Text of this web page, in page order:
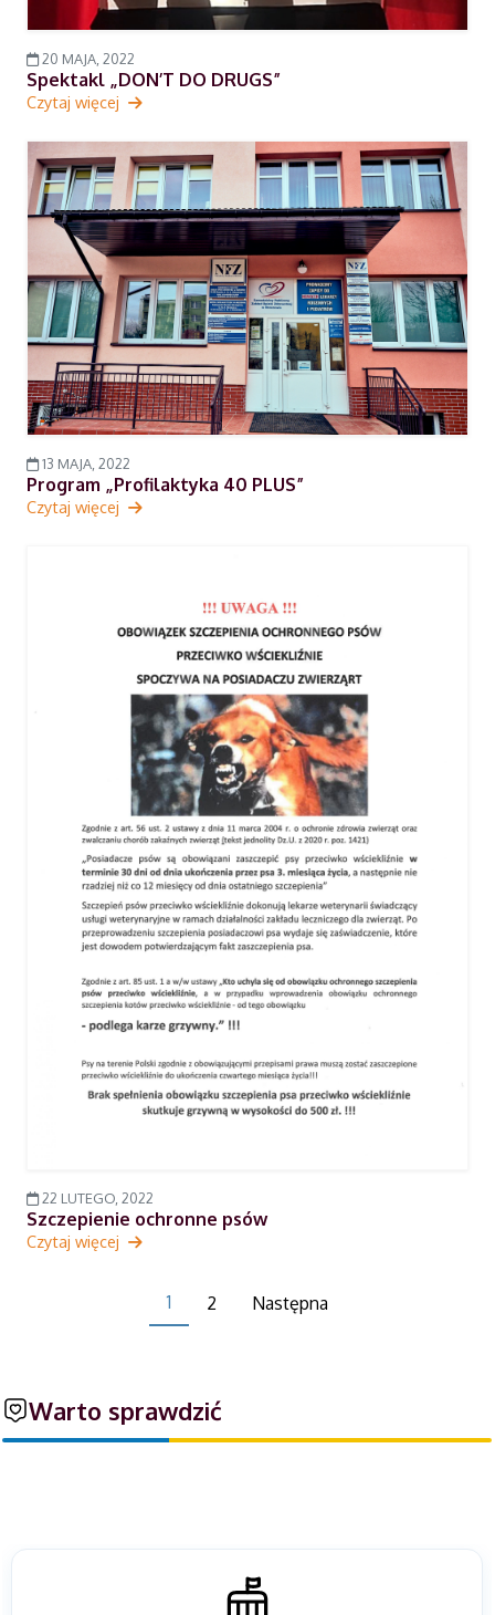
20 MAJA, 2022
Spektakl „DON’T DO DRUGS”
Czytaj więcej
13 MAJA, 2022
Program „Profilaktyka 40 PLUS”
Czytaj więcej
22 LUTEGO, 2022
Szczepienie ochronne psów
Czytaj więcej
1 2 Następna
Warto sprawdzić